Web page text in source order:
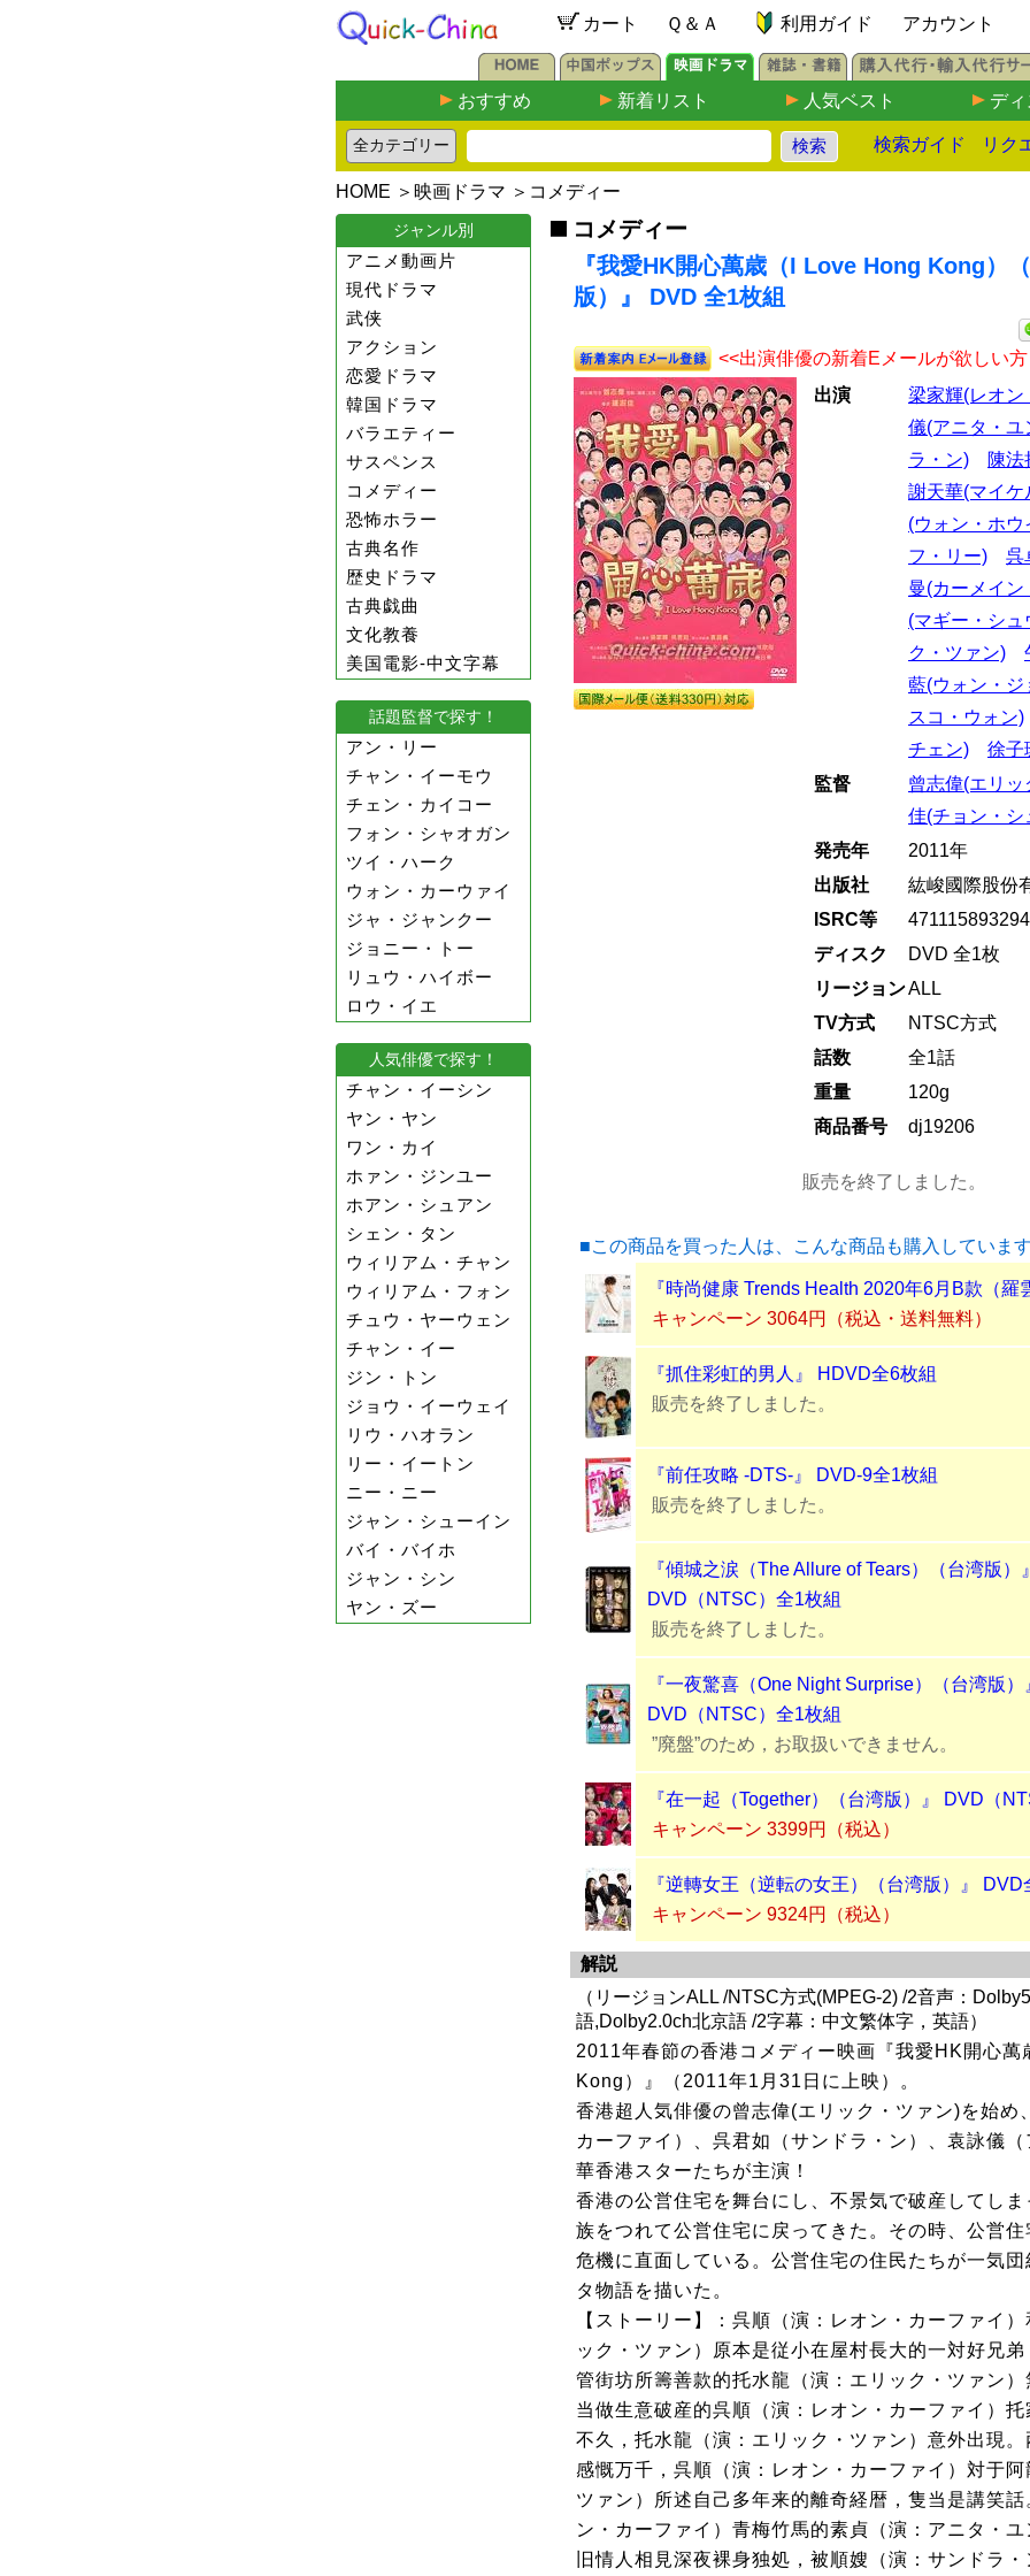
カート Ｑ＆Ａ 利用ガイド アカウント
おすすめ 新着リスト 人気ベスト デ
検索ガイド リク
HOME ＞ 映画ドラマ ＞ コメディー
ジャンル別
アニメ動画片
現代ドラマ
武侠
アクション
恋愛ドラマ
韓国ドラマ
バラエティー
サスペンス
コメディー
恐怖ホラー
古典名作
歴史ドラマ
古典戯曲
文化教養
美国電影-中文字幕
話題監督で探す！
アン・リー
チャン・イーモウ
チェン・カイコー
フォン・シャオガン
ツイ・ハーク
ウォン・カーウァイ
ジャ・ジャンクー
ジョニー・トー
リュウ・ハイボー
ロウ・イエ
人気俳優で探す！
チャン・イーシン
ヤン・ヤン
ワン・カイ
ホァン・ジンユー
ホアン・シュアン
シェン・タン
ウィリアム・チャン
ウィリアム・フォン
チュウ・ヤーウェン
チャン・イー
ジン・トン
ジョウ・イーウェイ
リウ・ハオラン
リー・イートン
ニー・ニー
ジャン・シューイン
バイ・バイホ
ジャン・シン
ヤン・ズー
コメディー
『我愛HK開心萬歳（I Love Hong Kong）
版）』 DVD 全1枚組
<<出演俳優の新着Eメールが欲しい方
出演
梁家輝(レオン
儀(アニタ・ユ
ラ・ン)
陳法
謝天華(マイケ
(ウォン・ホウ
フ・リー)
呉
曼(カーメイン
(マギー・シュ
ク・ツァン)
藍(ウォン・ジ
スコ・ウォン)
チェン)
徐子
監督
曾志偉(エリッ
佳(チョン・シ
発売年
2011年
出版社
紘峻國際股份
ISRC等
ディスク
DVD 全1枚
リージョンALL
TV方式
NTSC方式
話数
全1話
重量
120g
商品番号
dj19206
販売を終了しました。
■この商品を買った人は、こんな商品も購入しています
『時尚健康 Trends Health 2020年6月B款（羅
キャンペーン 3064円（税込・送料無料）
『抓住彩虹的男人』 HDVD全6枚組
販売を終了しました。
『前任攻略 -DTS-』 DVD-9全1枚組
販売を終了しました。
『傾城之涙（The Allure of Tears）（台湾版）』
DVD（NTSC）全1枚組
販売を終了しました。
『一夜驚喜（One Night Surprise）（台湾版）
DVD（NTSC）全1枚組
”廃盤”のため，お取扱いできません。
『在一起（Together）（台湾版）』 DVD（
キャンペーン 3399円（税込）
『逆轉女王（逆転の女王）（台湾版）』 DVD
キャンペーン 9324円（税込）
解説
（リージョンALL /NTSC方式(MPEG-2) /2音声：
語,Dolby2.0ch北京語 /2字幕：中文繁体字，英語）
2011年春節の香港コメディー映画『我愛HK開心
Kong）』（2011年1月31日に上映）。
香港超人気俳優の曾志偉(エリック・ツァン)を始め
カーファイ）、呉君如（サンドラ・ン）、袁詠儀
華香港スターたちが主演！
香港の公営住宅を舞台にし、不景気で破産してし
族をつれて公営住宅に戻ってきた。その時、公営
危機に直面している。公営住宅の住民たちが一気
タ物語を描いた。
【ストーリー】：呉順（演：レオン・カーファイ
ック・ツァン）原本是従小在屋村長大的一対好兄
管街坊所籌善款的托水龍（演：エリック・ツァン
当做生意破産的呉順（演：レオン・カーファイ）
不久，托水龍（演：エリック・ツァン）意外出現。
感慨万千，呉順（演：レオン・カーファイ）対于阿
ツァン）所述自己多年来的離奇経暦，隻当是講笑
ン・カーファイ）青梅竹馬的素貞（演：アニタ・ユ
旧情人相見深夜裸身独処，被順嫂（演：サンドラ